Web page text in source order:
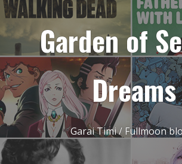
Garden of
Dreams
Garai Timi / Fullmoon